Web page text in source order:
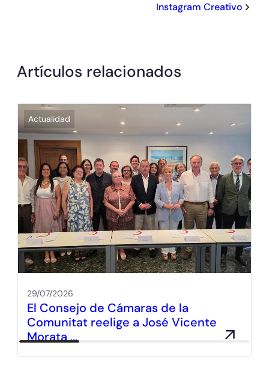
Instagram Creativo
Artículos relacionados
Actualidad
29/07/2026
El Consejo de Cámaras de la
Comunitat reelige a José Vicente
Morata …